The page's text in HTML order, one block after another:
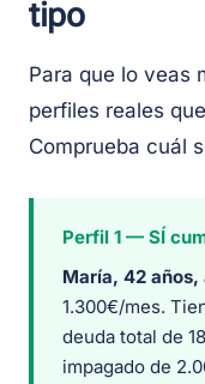
tipo
Para que lo veas
perfiles reales
Comprueba cuál
Perfil 1 — SÍ
María, 42
1.300€/mes.
deuda total de
impagado de